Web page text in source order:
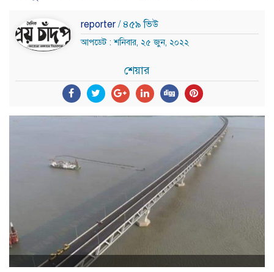
reporter / ৪৫৯ ভিউ
আপডেট : শনিবার, ২৫ জুন, ২০২২
শেয়ার